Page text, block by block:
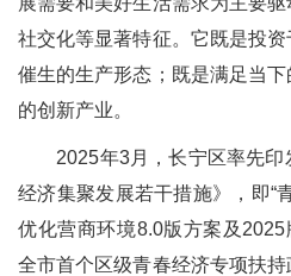
社交化等显著特征。它既是投
催生的生产形态；既是满足当
的创新产业。
2025年3月，长宁区率先印
经济集聚发展若干措施》，即“
优化营商环境8.0版方案及2025
全市首个区级青春经济专项扶